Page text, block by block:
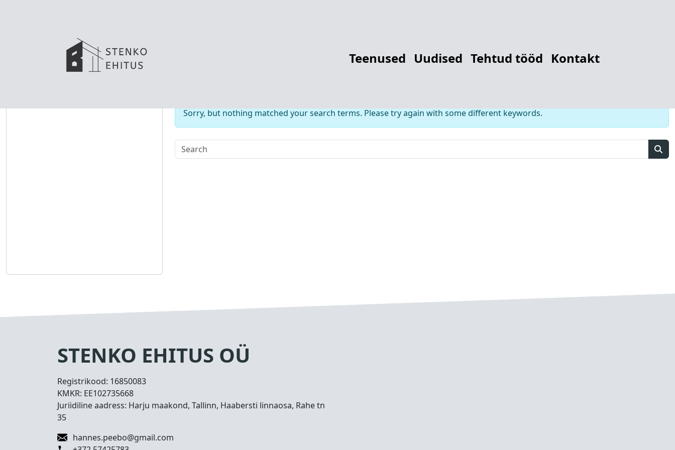
Teenused Uudised Tehtud tööd Kontakt
Nothing Found for12784257444
Sorry, but nothing matched your search terms. Please try again with some different keywords.
STENKO EHITUS OÜ
Registrikood: 16850083
KMKR: EE102735668
Juriidiline aadress: Harju maakond, Tallinn, Haabersti linnaosa, Rahe tn
35
hannes.peebo@gmail.com